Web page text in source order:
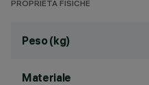
PROPRIETÀ FISICHE
Peso (kg)
Materiale